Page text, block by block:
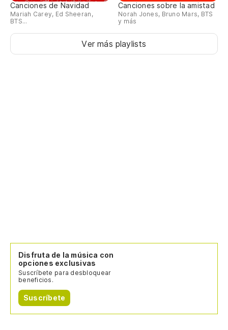
Canciones de Navidad
Mariah Carey, Ed Sheeran,
BTS...
Canciones sobre la amistad
Norah Jones, Bruno Mars, BTS
y más
Ver más playlists
Disfruta de la música con
opciones exclusivas
Suscríbete para desbloquear
beneficios.
Suscríbete